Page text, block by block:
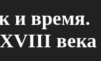
и время.
века